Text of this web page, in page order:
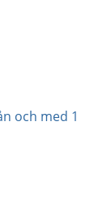
och med 1